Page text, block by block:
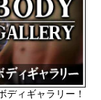
ディギャラリー！